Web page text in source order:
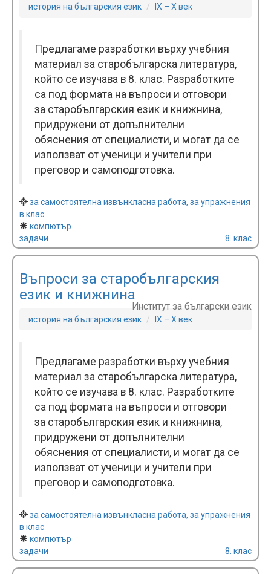
история на българския език IX – X век
Предлагаме разработки върху учебния
материал за старобългарска литература,
който се изучава в 8. клас. Разработките
са под формата на въпроси и отговори
за старобългарския език и книжнина,
придружени от допълнителни
обяснения от специалисти, и могат да се
използват от ученици и учители при
преговор и самоподготовка.
за самостоятелна извънкласна работа, за упражнения
в клас
компютър
задачи
8. клас
Въпроси за старобългарския
език и книжнина
Институт за български език
история на българския език IX – X век
Предлагаме разработки върху учебния
материал за старобългарска литература,
който се изучава в 8. клас. Разработките
са под формата на въпроси и отговори
за старобългарския език и книжнина,
придружени от допълнителни
обяснения от специалисти, и могат да се
използват от ученици и учители при
преговор и самоподготовка.
за самостоятелна извънкласна работа, за упражнения
в клас
компютър
задачи
8. клас